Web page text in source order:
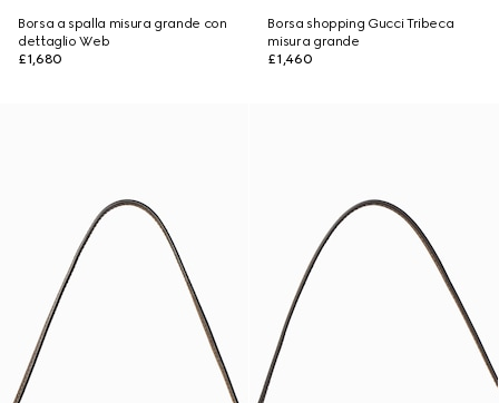
Borsa a spalla misura grande con
dettaglio Web
£1,680
Borsa shopping Gucci Tribeca
misura grande
£1,460